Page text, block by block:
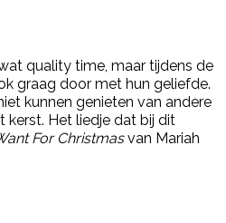
quality time, maar tijdens de
graag door met hun geliefde.
kunnen genieten van andere
kerst. Het liedje dat bij dit
For Christmasvan Mariah